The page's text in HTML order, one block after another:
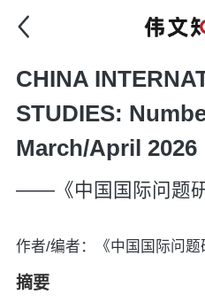
CHINA
STUDIES:
March/April 2026
——《中国国际问题
作者/编者：《中国国际问题
摘要